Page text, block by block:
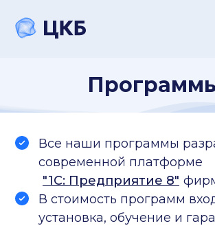
Все наши программы
современной платформе
"1С: Предприятие 8"
В стоимость программ
установка, обучение и